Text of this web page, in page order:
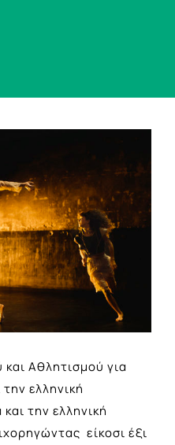
Αθλητισμού για
ελληνική
την ελληνική
είκοσι έξι